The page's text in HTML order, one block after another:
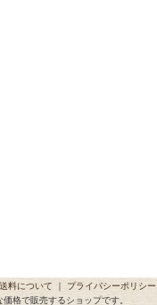
料について ｜ プライバシーポリシー
格で販売するショップです。